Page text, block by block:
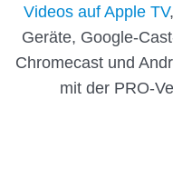
Videos auf Apple TV
Geräte, Google-
Chromecast und
mit der PRO-